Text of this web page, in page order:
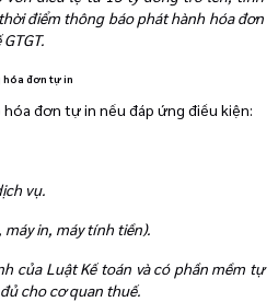
điểm thông báo phát hành hóa đơn
hóa đơn tự in
đơn tự in nếu đáp ứng điều kiện:
vụ.
in, máy tính tiền).
của Luật Kế toán và có phần mềm tự
cho cơ quan thuế.